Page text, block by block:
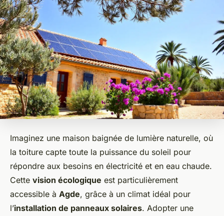
Imaginez une maison baignée de lumière naturelle, où
la toiture capte toute la puissance du soleil pour
répondre aux besoins en électricité et en eau chaude.
Cette vision écologique est particulièrement
accessible à Agde, grâce à un climat idéal pour
l’installation de panneaux solaires. Adopter une